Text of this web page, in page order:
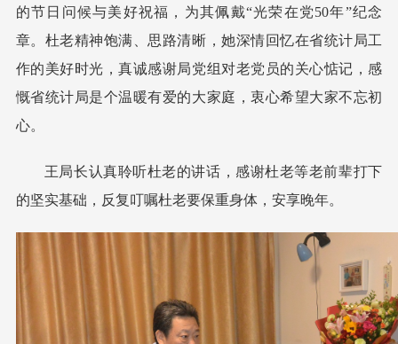
的节日问候与美好祝福，为其佩戴“光荣在党50年”纪念
章。杜老精神饱满、思路清晰，她深情回忆在省统计局工
作的美好时光，真诚感谢局党组对老党员的关心惦记，感
慨省统计局是个温暖有爱的大家庭，衷心希望大家不忘初
心。
王局长认真聆听杜老的讲话，感谢杜老等老前辈打下
的坚实基础，反复叮嘱杜老要保重身体，安享晚年。